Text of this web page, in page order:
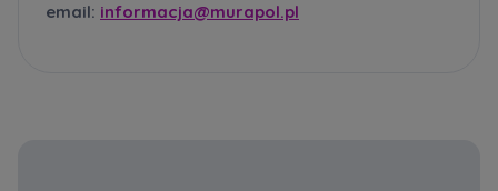
email: informacja@murapol.pl